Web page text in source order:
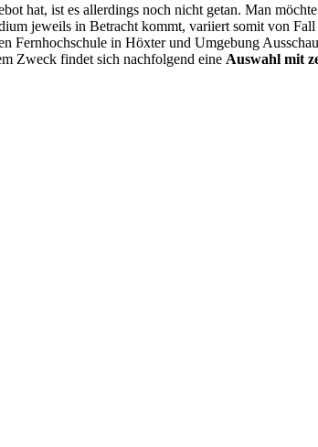
hat, ist es allerdings noch nicht getan. Man
jeweils in Betracht kommt, variiert somit von
Fernhochschule in Höxter und Umgebung
Zweck findet sich nachfolgend eine Auswahl mit